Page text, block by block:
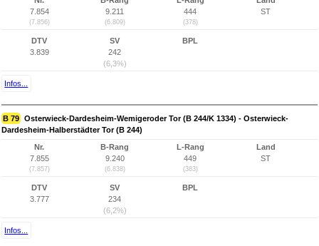
7.854
(7.856)
9.211
(6.809)
444
(378)
ST
DTV
3.839
SV
242
(6,3%)
BPL
Infos...
B 79 Osterwieck-Dardesheim-Wemigeroder Tor (B 244/K 1334) - Osterwieck-
Dardesheim-Halberstädter Tor (B 244)
Nr.
7.855
(7.857)
B-Rang
9.240
(6.838)
L-Rang
449
(383)
Land
ST
DTV
3.777
SV
234
(6,2%)
BPL
Infos...